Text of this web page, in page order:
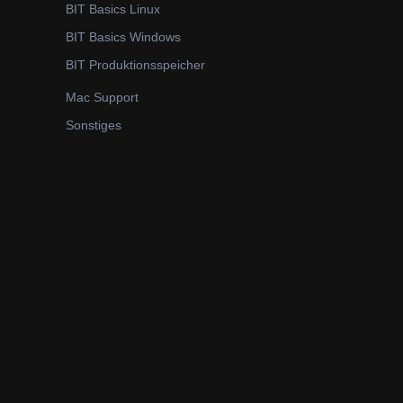
BIT Basics Linux
BIT Basics Windows
BIT Produktionsspeicher
Mac Support
Sonstiges